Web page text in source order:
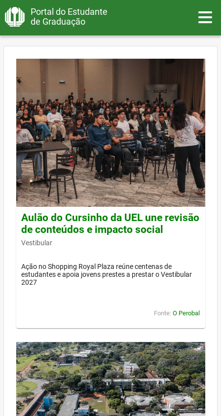
Portal do Estudante
de Graduação
Aulão do Cursinho da UEL une revisão
de conteúdos e impacto social
Vestibular
Ação no Shopping Royal Plaza reúne centenas de
estudantes e apoia jovens prestes a prestar o Vestibular
2027
Fonte: O Perobal